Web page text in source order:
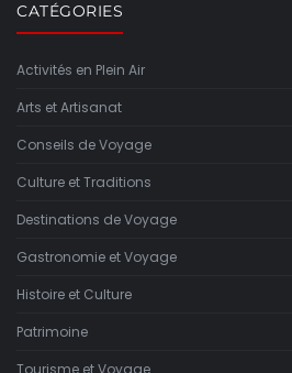
CATÉGORIES
Activités en Plein Air
Arts et Artisanat
Conseils de Voyage
Culture et Traditions
Destinations de Voyage
Gastronomie et Voyage
Histoire et Culture
Patrimoine